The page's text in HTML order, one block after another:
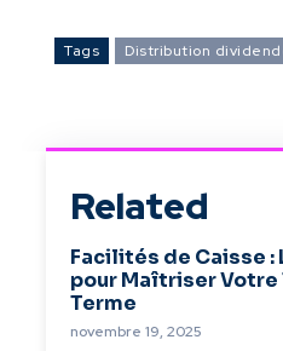
Tags Distribution
Related
Facilités de Caisse :
pour Maîtriser Votre
Terme
novembre 19, 2025